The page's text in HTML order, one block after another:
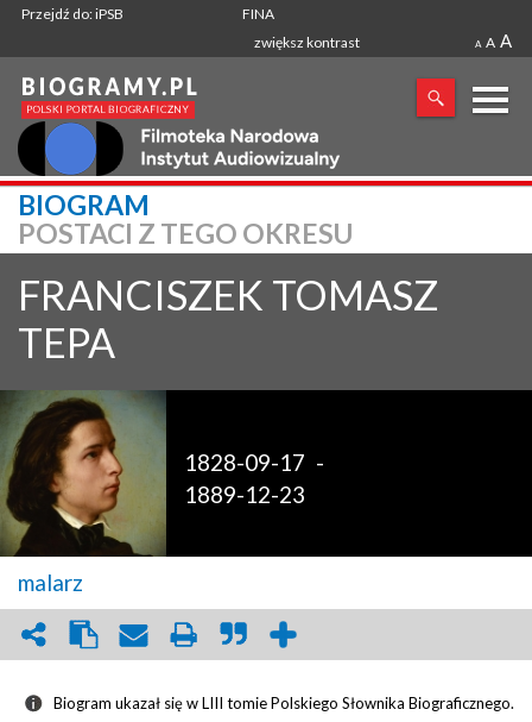
Przejdź do: iPSB
FINA
zwiększ kontrast
A A A
X
SZUKANA FRAZA
BIOGRAM
POSTACI Z TEGO OKRESU
FRANCISZEK TOMASZ
TEPA
1828-09-17 -
1889-12-23
malarz
Biogram ukazał się w LIII tomie Polskiego Słownika Biograficznego.